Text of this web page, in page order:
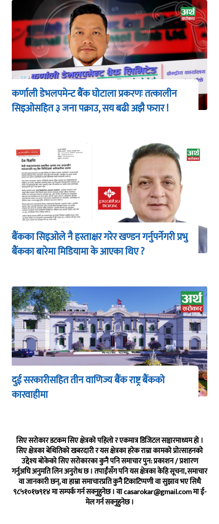
कर्णाली डेभलपमेन्ट बैंक घोटाला प्रकरणः तत्कालीन
सिइओसहित ३ जना पक्राउ, सय बढी अझै फरार !
बैंकका सिइओले नै हस्ताक्षर गरेर खण्डन गर्नुपर्नेगरी प्रभु
बैंकका बारेमा मिडियामा के आएका थिए ?
दुई सरकारीसहित तीन वाणिज्य बैंक राष्ट्र बैंकको
कारवाहीमा
सिए सरोकार डटकम सिए क्षेत्रको पहिलो र एकमात्र डिजिटल सञ्चारमाध्यम हो ।
सिए क्षेत्रका बेथितिको खबरदारी र यस क्षेत्रका हरेक राम्रा कामको प्रोत्साहनको
उद्देश्य बोकेको सिए सरोकारका कुनै पनि समाचार पुन: प्रकाशन / प्रशारण
गर्नुअघि अनुमति लिन अनुरोध छ । तपाईंसँग पनि यस क्षेत्रका केहि सूचना, समाचार
वा जानकारी छन्, वा हाम्रा समाचारप्रति कुनै टिकाटिप्पणी वा सुझाव भए सिधै
९८५१०१७९१४ मा सम्पर्क गर्न सक्नुहुनेछ । वाcasarokar@gmail.comमा ई-
मेल गर्न सक्नुहुनेछ ।